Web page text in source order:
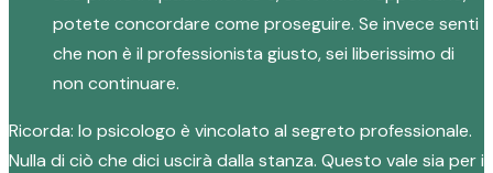
potete concordare come proseguire. Se invece senti
che non è il professionista giusto, sei liberissimo di
non continuare.
Ricorda: lo psicologo è vincolato al segreto professionale.
Nulla di ciò che dici uscirà dalla stanza. Questo vale sia per i